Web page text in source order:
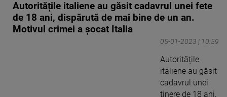
Autoritățile italiene au găsit cadavrul unei fete
de 18 ani, dispărută de mai bine de un an.
Motivul crimei a șocat Italia
05-01-2023 | 10:59
Autoritățile
italiene au găsit
cadavrul unei
tinere de 18 ani,